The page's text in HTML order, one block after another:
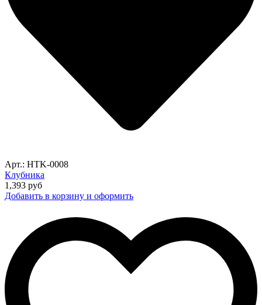
Арт.: HTK-0008
Клубника
1,393 руб
Добавить в корзину и оформить